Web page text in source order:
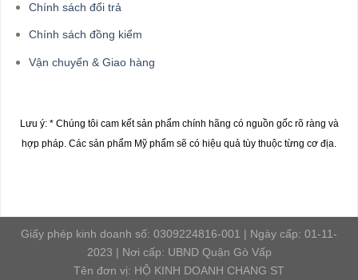
Chính sách đổi trả
Chính sách đồng kiểm
Vận chuyển & Giao hàng
Lưu ý: * Chúng tôi cam kết sản phẩm chính hãng có nguồn gốc rõ ràng và
hợp pháp. Các sản phẩm Mỹ phẩm sẽ có hiệu quả tùy thuộc từng cơ địa.
Giấy phép kinh doanh số: 0309224816-001 | Ngày cấp: 01-11-
2023 | Nơi cấp: UBND Quận Gò Vấp
Tên đơn vị: HỘ KINH DOANH CHANG ST